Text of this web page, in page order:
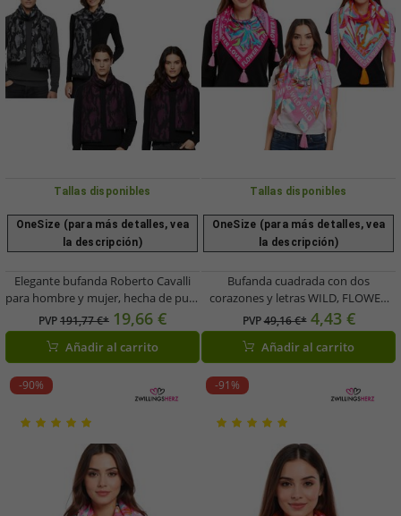
Tallas disponibles
OneSize (para más detalles, vea
la descripción)
Elegante bufanda Roberto Cavalli
para hombre y mujer, hecha de pura
lana, disponible en negro/gris,
negro/rojo o gris/negro.
PVP191,77 €* 19,66 €
Añadir al carrito
Tallas disponibles
OneSize (para más detalles, vea
la descripción)
Bufanda cuadrada con dos
corazones y letras WILD, FLOWER
LOVE o LIVE YOUR BEST LIFE, color
rosa/marrón, rosa/turquesa o
rosa/naranja, 3016Q-2907
PVP49,16 €* 4,43 €
Añadir al carrito
-90% -91%